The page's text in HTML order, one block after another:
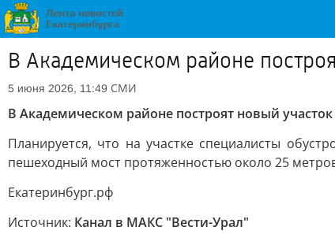
В Академическом районе
5 июня 2026, 11:49 СМИ
В Академическом районе построят новый
Планируется, что на участке специалисты
пешеходный мост протяженностью около 25
Екатеринбург.pф
Источник: Канал в МАКС "Вести-Урал"